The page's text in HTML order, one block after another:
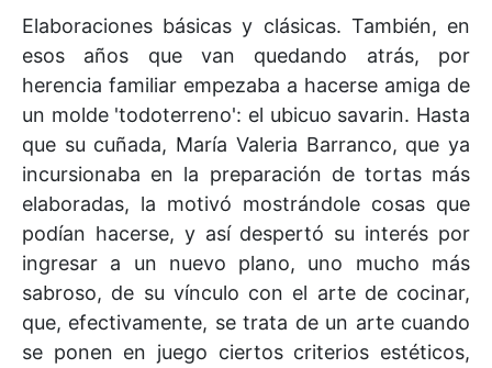
Elaboraciones básicas y clásicas. También, en
esos años que van quedando atrás, por
herencia familiar empezaba a hacerse amiga de
un molde 'todoterreno': el ubicuo savarin. Hasta
que su cuñada, María Valeria Barranco, que ya
incursionaba en la preparación de tortas más
elaboradas, la motivó mostrándole cosas que
podían hacerse, y así despertó su interés por
ingresar a un nuevo plano, uno mucho más
sabroso, de su vínculo con el arte de cocinar,
que, efectivamente, se trata de un arte cuando
se ponen en juego ciertos criterios estéticos,